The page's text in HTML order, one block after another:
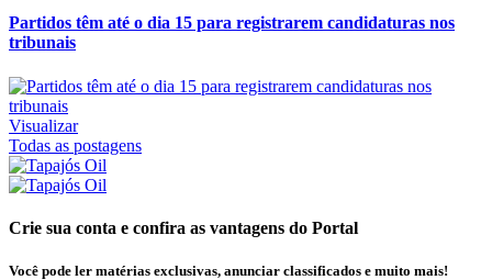
Partidos têm até o dia 15 para registrarem candidaturas nos
tribunais
Visualizar
Todas as postagens
Crie sua conta e confira as vantagens do Portal
Você pode ler matérias exclusivas, anunciar classificados e muito mais!